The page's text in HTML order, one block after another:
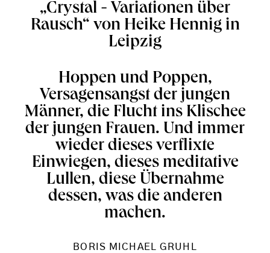
„Crystal - Variationen über
Rausch“ von Heike Hennig in
Leipzig
Hoppen und Poppen,
Versagensangst der jungen
Männer, die Flucht ins Klischee
der jungen Frauen. Und immer
wieder dieses verflixte
Einwiegen, dieses meditative
Lullen, diese Übernahme
dessen, was die anderen
machen.
BORIS MICHAEL GRUHL